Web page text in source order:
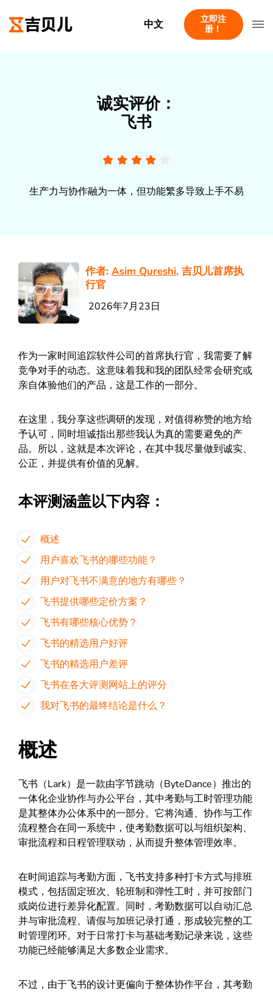
中文
立即注
册！
诚实评价：
飞书
生产力与协作融为一体，但功能繁多导致上手不易
作者: Asim Qureshi, 吉贝儿首席执
行官
2026年7月23日
作为一家时间追踪软件公司的首席执行官，我需要了解
竞争对手的动态。这意味着我和我的团队经常会研究或
亲自体验他们的产品，这是工作的一部分。
在这里，我分享这些调研的发现，对值得称赞的地方给
予认可，同时坦诚指出那些我认为真的需要避免的产
品。所以，这就是本次评论，在其中我尽量做到诚实、
公正，并提供有价值的见解。
本评测涵盖以下内容：
概述
用户喜欢飞书的哪些功能？
用户对飞书不满意的地方有哪些？
飞书提供哪些定价方案？
飞书有哪些核心优势？
飞书的精选用户好评
飞书的精选用户差评
飞书在各大评测网站上的评分
我对飞书的最终结论是什么？
概述
飞书（Lark）是一款由字节跳动（ByteDance）推出的
一体化企业协作与办公平台，其中考勤与工时管理功能
是其整体办公体系中的一部分。它将沟通、协作与工作
流程整合在同一系统中，使考勤数据可以与组织架构、
审批流程和日程管理联动，从而提升整体管理效率。
在时间追踪与考勤方面，飞书支持多种打卡方式与排班
模式，包括固定班次、轮班制和弹性工时，并可按部门
或岗位进行差异化配置。同时，考勤数据可以自动汇总
并与审批流程、请假与加班记录打通，形成较完整的工
时管理闭环。对于日常打卡与基础考勤记录来说，这些
功能已经能够满足大多数企业需求。
不过，由于飞书的设计更偏向于整体协作平台，其考勤